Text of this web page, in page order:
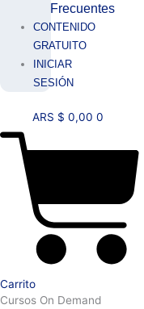
Frecuentes
CONTENIDO
GRATUITO
INICIAR
SESIÓN
ARS $ 0,00 0
Carrito
Cursos On Demand